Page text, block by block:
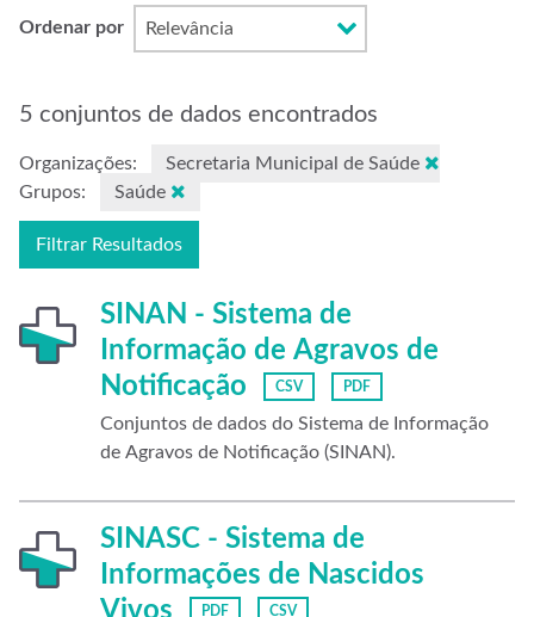
Ordenar por
5 conjuntos de dados encontrados
Organizações:
Secretaria Municipal de Saúde
Grupos:
Saúde
Filtrar Resultados
SINAN - Sistema de
Informação de Agravos de
Notificação
CSV PDF
Conjuntos de dados do Sistema de Informação
de Agravos de Notificação (SINAN).
SINASC - Sistema de
Informações de Nascidos
Vivos
PDF CSV